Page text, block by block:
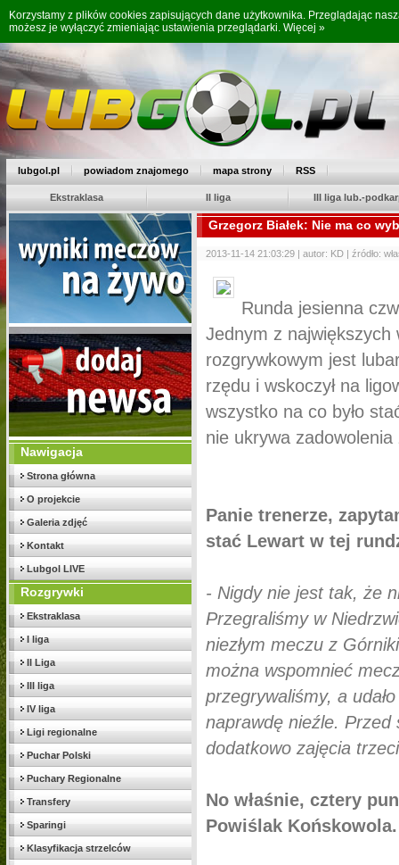
Korzystamy z plików cookies zapisujących dane użytkownika. Przeglądając
możesz je wyłączyć zmieniając ustawienia przeglądarki. Więcej »
lubgol.pl powiadom znajomego mapa strony RSS
Ekstraklasa II liga III liga lub.-
Nawigacja
Strona główna
O projekcie
Galeria zdjęć
Kontakt
Lubgol LIVE
Rozgrywki
Ekstraklasa
I liga
II Liga
III liga
IV liga
Ligi regionalne
Puchar Polski
Puchary Regionalne
Transfery
Sparingi
Klasyfikacja strzelców
Grzegorz Białek: Nie ma co
2013-11-14 21:03:29 | autor: KD | źródło:
Runda jesienna
Jednym z
rozgrywkowym jest
rzędu i wskoczył na
wszystko na co było
nie ukrywa
Panie trenerze,
stać Lewart w tej
- Nigdy nie jest tak, że
Przegraliśmy w
niezłym meczu z
można wspomnieć
przegrywaliśmy, a
naprawdę nieźle. Przed
dodatkowo zajęcia
No właśnie, cztery
Powiślak